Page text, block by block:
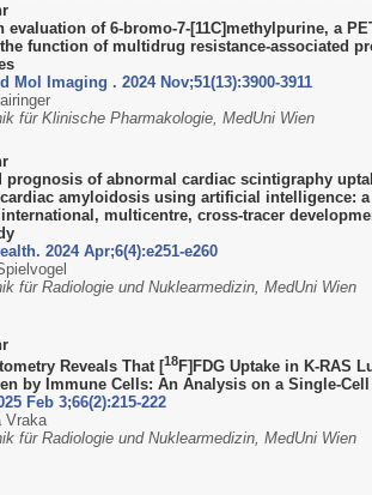
evaluation of 6-bromo-7-[11C]methylpurine, a
function of multidrug resistance-associated
Mol Imaging . 2024 Nov;51(13):3900-3911
für Klinische Pharmakologie, MedUni Wien
prognosis of abnormal cardiac scintigraphy
amyloidosis using artificial intelligence: a
multicentre, cross-tracer
2024 Apr;6(4):e251-e260
für Radiologie und Nuklearmedizin, MedUni Wien
Reveals That [18F]FDG Uptake in K-RAS
by Immune Cells: An Analysis on a Single-
Feb 3;66(2):215-222
Vraka
für Radiologie und Nuklearmedizin, MedUni Wien